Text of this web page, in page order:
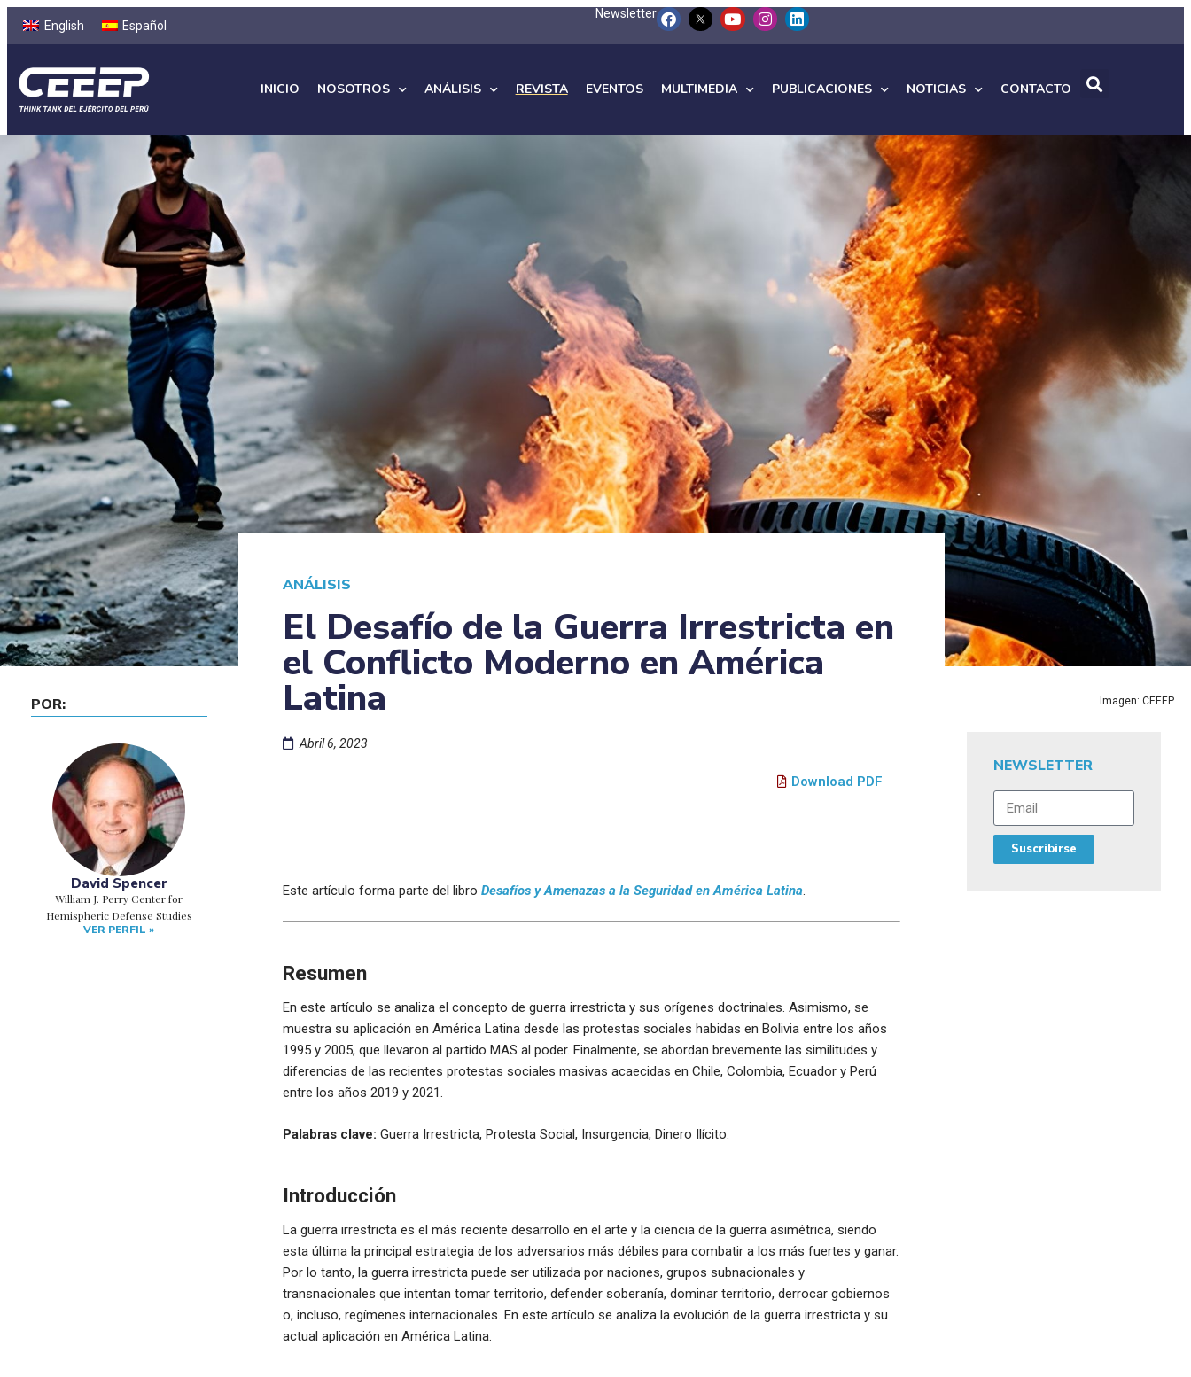
English Español
Newsletter
INICIO NOSOTROS ANÁLISIS REVISTA EVENTOS MULTIMEDIA PUBLICACIONES NOTICIAS CONTACTO
POR:
David Spencer
William J. Perry Center for
Hemispheric Defense Studies
VER PERFIL »
ANÁLISIS
El Desafío de la Guerra Irrestricta en
el Conflicto Moderno en América
Latina
Abril 6, 2023
Download PDF
Este artículo forma parte del libro Desafíos y Amenazas a la Seguridad en América Latina.
Resumen
En este artículo se analiza el concepto de guerra irrestricta y sus orígenes doctrinales. Asimismo, se
muestra su aplicación en América Latina desde las protestas sociales habidas en Bolivia entre los años
1995 y 2005, que llevaron al partido MAS al poder. Finalmente, se abordan brevemente las similitudes y
diferencias de las recientes protestas sociales masivas acaecidas en Chile, Colombia, Ecuador y Perú
entre los años 2019 y 2021.
Palabras clave: Guerra Irrestricta, Protesta Social, Insurgencia, Dinero Ilícito.
Introducción
La guerra irrestricta es el más reciente desarrollo en el arte y la ciencia de la guerra asimétrica, siendo
esta última la principal estrategia de los adversarios más débiles para combatir a los más fuertes y ganar.
Por lo tanto, la guerra irrestricta puede ser utilizada por naciones, grupos subnacionales y
transnacionales que intentan tomar territorio, defender soberanía, dominar territorio, derrocar gobiernos
o, incluso, regímenes internacionales. En este artículo se analiza la evolución de la guerra irrestricta y su
actual aplicación en América Latina.
Imagen: CEEEP
NEWSLETTER
Suscribirse